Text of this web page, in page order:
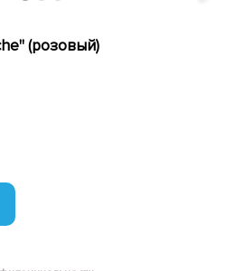
(розовый)